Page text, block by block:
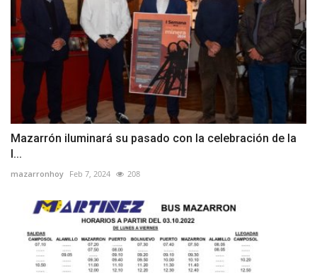
Mazarrón iluminará su pasado con la celebración de la
I...
mazarronhoy Feb 7, 2024 208